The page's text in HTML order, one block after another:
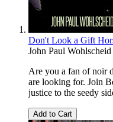
Don't Look a Gift
John Paul Wohlscheid
Are you a fan of noir
are looking for. Join
justice to the seedy
Add to Cart